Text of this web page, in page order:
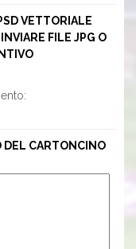
VETTORIALE
FILE JPG O
DEL CARTONCINO